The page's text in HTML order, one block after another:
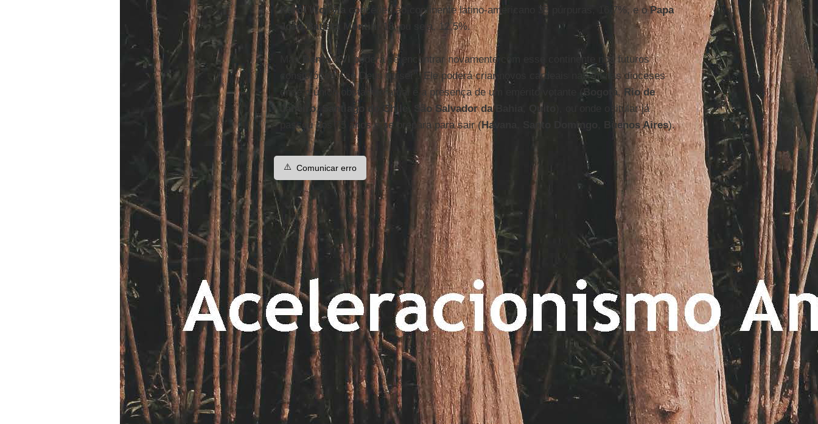
Karol Wojtyla
concedeu ao continente latino-americano 35 púrpuras, 16,7%, e oPapa
João Batista Montini
18, ou seja, 12,5%.
Mas Bento XVI
poderá se encontrar novamente com esse continente nos futuros
consistórios, "se Deus quiser". Ele poderá criar novos cardeais nas muitas dioceses
onde o único obstáculo atual é a presença de um emérito votante (Bogotá, Rio de
Janeiro, Santiago do Chile São Salvador da Bahia Quito
), ou onde o titular já
passou dos 75 anos e se prepara para sair (Havana Santo Domingo Buenos Aires).
⚠️ Comunicar erro